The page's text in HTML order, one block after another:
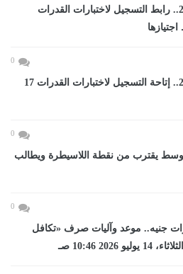
تنسيق الجامعات 2026.. رابط التسجيل لاختبارات القدرات
0
تنسيق الجامعات 2026.. إتاحة التسجيل لاختبارات القدرات 17
0
يقترب من نقطة اللاسيطرة ويطالب
0
تفوق 4 مليارات جنيه.. موعد وآليات صرف «تكافل
10:46 صـ